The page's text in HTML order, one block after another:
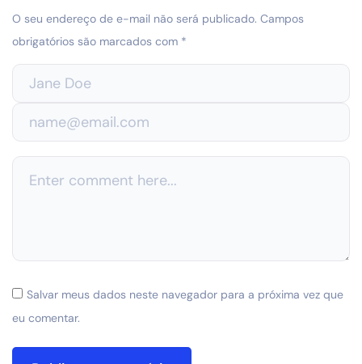
O seu endereço de e-mail não será publicado. Campos
obrigatórios são marcados com *
Salvar meus dados neste navegador para a próxima vez que
eu comentar.